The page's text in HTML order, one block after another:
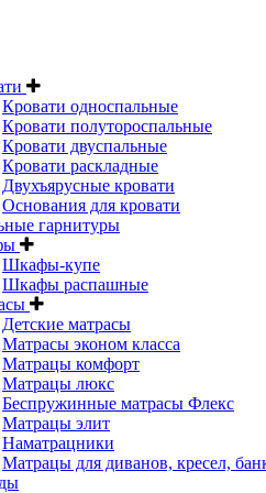
Кровати односпальные
Кровати полутороспальные
Кровати двуспальные
Кровати раскладные
Двухъярусные кровати
Основания для кровати
гарнитуры
Шкафы-купе
Шкафы распашные
Детские матрасы
Матрасы эконом класса
Матрацы комфорт
Матрацы люкс
Беспружинные матрасы Флекс
Матрацы элит
Наматрацники
Матрацы для диванов, кресел,